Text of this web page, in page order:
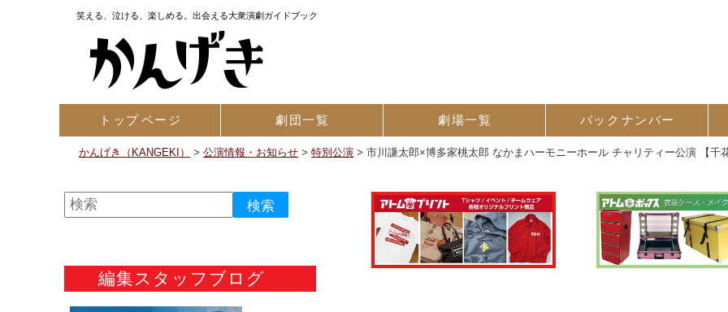
笑える、泣ける、楽しめる。出会える大衆演劇ガイドブック
トップページ 劇団一覧 劇場一覧 バック ナンバー
かんげき（KANGEKI） >公演情報・お知らせ >特別公演 >市川謙太郎×博多家桃太郎 なかまハーモニーホール チャリティー公演 【千
編集スタッフブログ